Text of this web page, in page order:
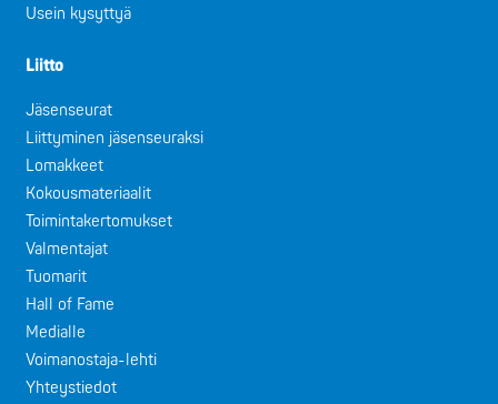
Usein kysyttyä
Liitto
Jäsenseurat
Liittyminen jäsenseuraksi
Lomakkeet
Kokousmateriaalit
Toimintakertomukset
Valmentajat
Tuomarit
Hall of Fame
Medialle
Voimanostaja-lehti
Yhteystiedot